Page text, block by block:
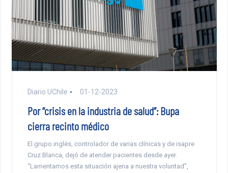
Diario UChile 01-12-2023
Por “crisis en la industria de salud”: Bupa
cierra recinto médico
El grupo inglés, controlador de varias clínicas y de isapre
Cruz Blanca, dejó de atender pacientes desde ayer.
“Lamentamos esta situación ajena a nuestra voluntad”,